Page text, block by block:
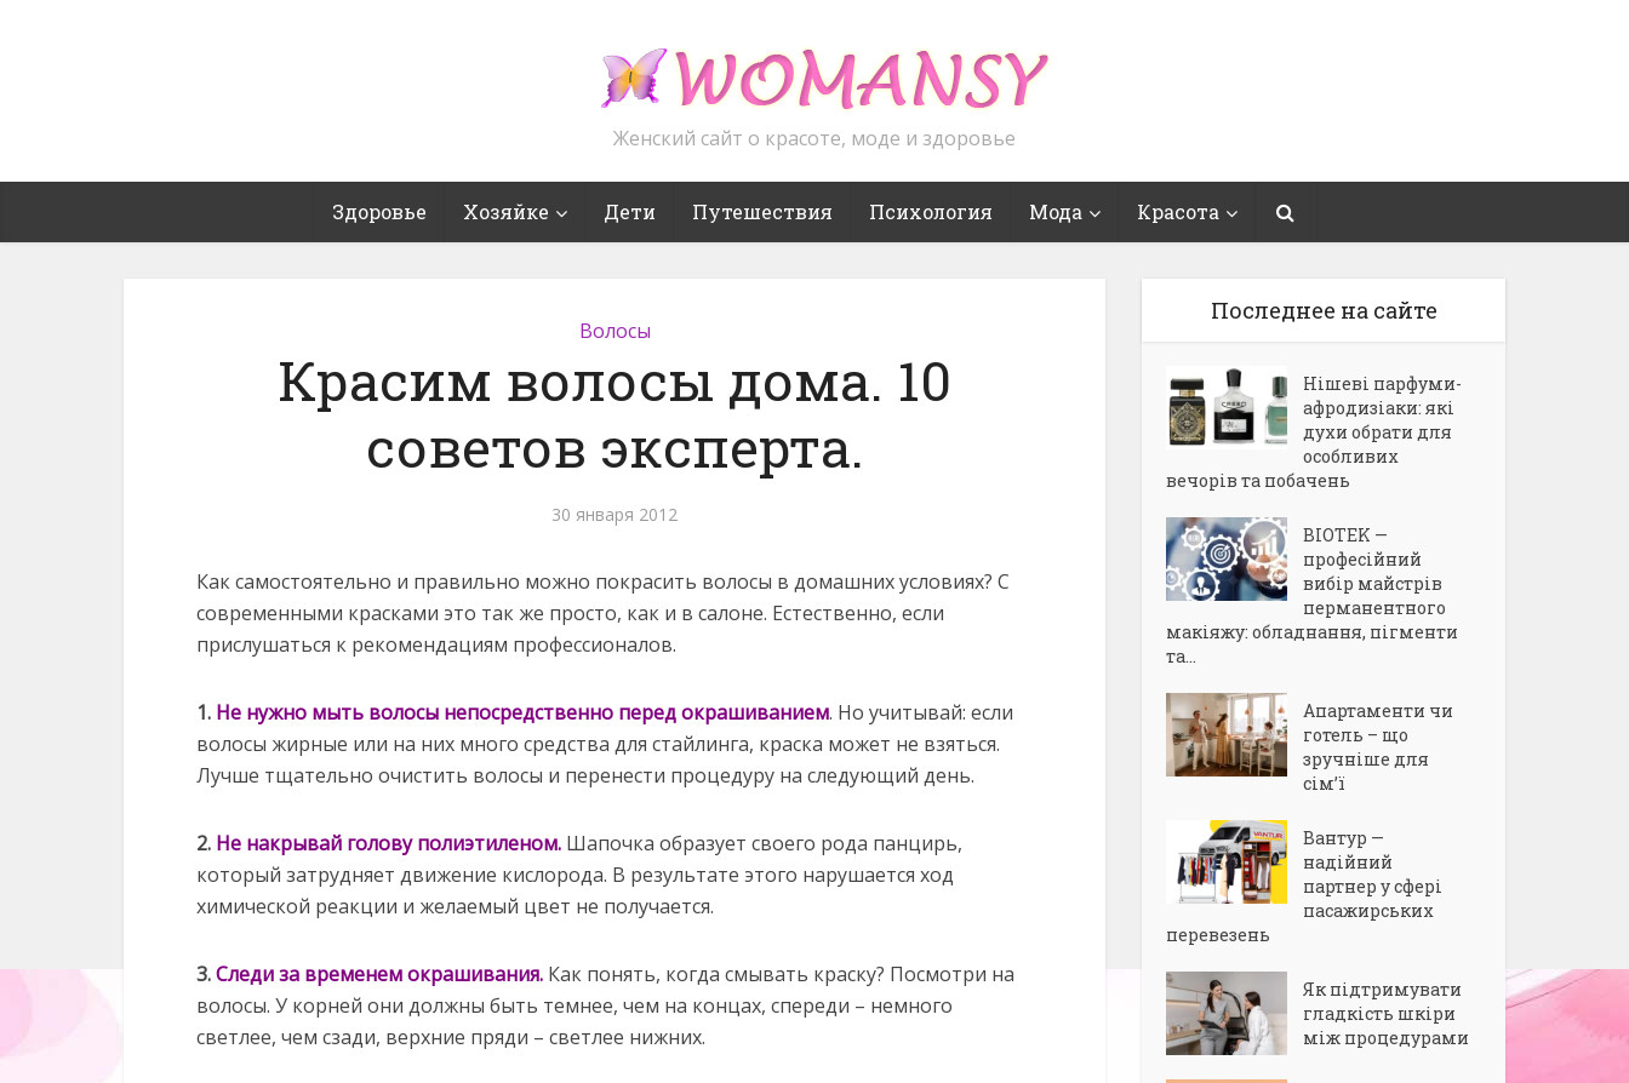
Женский сайт о красоте, моде и здоровье
Здоровье Хозяйке Дети Путешествия Психология Мода Красота
Волосы
Красим волосы дома. 10
советов эксперта.
30 января 2012
Как самостоятельно и правильно можно покрасить волосы в домашних условиях? С
современными красками это так же просто, как и в салоне. Естественно, если
прислушаться к рекомендациям профессионалов.
1. Не нужно мыть волосы непосредственно перед окрашиванием. Но учитывай: если
волосы жирные или на них много средства для стайлинга, краска может не взяться.
Лучше тщательно очистить волосы и перенести процедуру на следующий день.
2. Не накрывай голову полиэтиленом. Шапочка образует своего рода панцирь,
который затрудняет движение кислорода. В результате этого нарушается ход
химической реакции и желаемый цвет не получается.
3.Следи за временем окрашивания. Как понять, когда смывать краску? Посмотри на
волосы. У корней они должны быть темнее, чем на концах, спереди – немного
светлее, чем сзади, верхние пряди – светлее нижних.
Последнее на сайте
Нішеві парфуми-
афродизіаки: які
духи обрати для
особливих
вечорів та побачень
BIOTEK —
професійний
вибір майстрів
перманентного
макіяжу: обладнання, пігменти
та...
Апартаменти чи
готель – що
зручніше для
сім’ї
Вантур —
надійний
партнер у сфері
пасажирських
перевезень
Як підтримувати
гладкість шкіри
між процедурами